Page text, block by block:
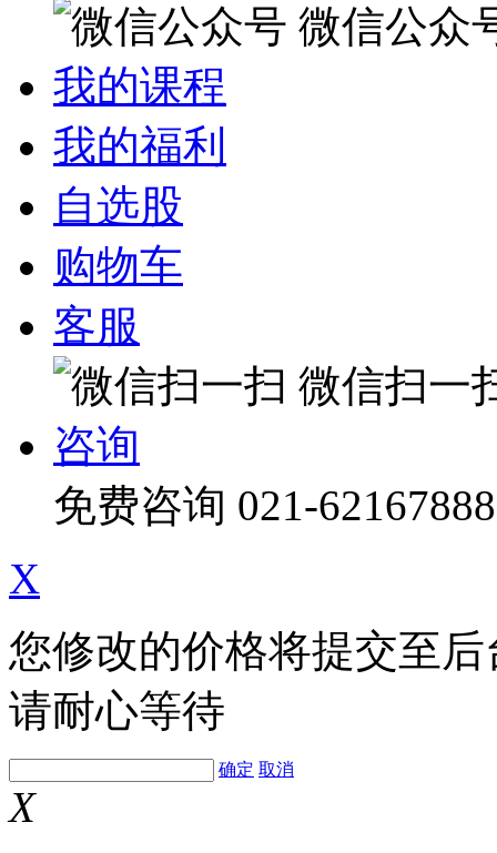
微信公众
我的课程
我的福利
自选股
购物车
客服
微信扫一
咨询
免费咨询 021-62167888
X
您修改的价格将提交至
请耐心等待
确定 取消
X